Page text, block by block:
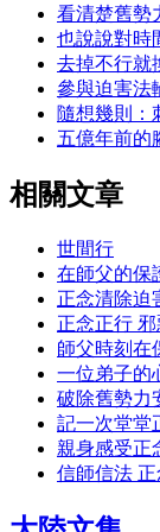
看清楚舊勢
也說說對時
去掉不行就
參與迫害法
隨想幾則：
五億年前的
相關文章
世間行
在師父的保
正念清除迫
正念正行
師父時刻在
一位弟子的
破除舊勢力
記一次堂堂
親身感受正
信師信法